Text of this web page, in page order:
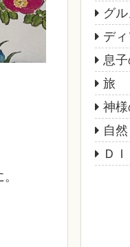
グ
デ
息
旅
神
自然
Ｄ